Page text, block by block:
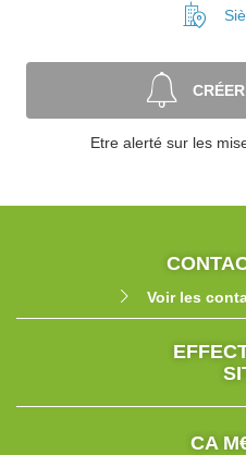
Etre alerté sur les
Voir les
CA